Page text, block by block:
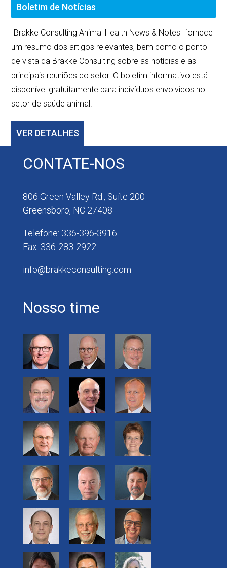
Boletim de Notícias
"Brakke Consulting Animal Health News & Notes" fornece
um resumo dos artigos relevantes, bem como o ponto
de vista da Brakke Consulting sobre as notícias e as
principais reuniões do setor. O boletim informativo está
disponível gratuitamente para indivíduos envolvidos no
setor de saúde animal.
VER DETALHES
CONTATE-NOS
806 Green Valley Rd., Suíte 200
Greensboro, NC 27408
Telefone: 336-396-3916
Fax: 336-283-2922
info@brakkeconsulting.com
Nosso time